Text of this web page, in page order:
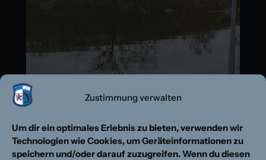
Zustimmung verwalten
Um dir ein optimales Erlebnis zu bieten, verwenden wir
Technologien wie Cookies, um Geräteinformationen zu
speichern und/oder darauf zuzugreifen. Wenn du diesen